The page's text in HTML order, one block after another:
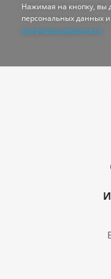
Нажимая на кнопку, вы
персональных данных и
конфиденциальности